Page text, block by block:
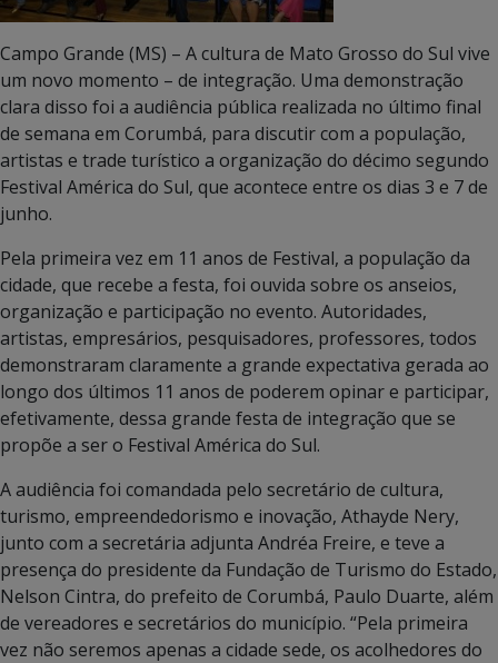
Campo Grande (MS) – A cultura de Mato Grosso do Sul vive
um novo momento – de integração. Uma demonstração
clara disso foi a audiência pública realizada no último final
de semana em Corumbá, para discutir com a população,
artistas e trade turístico a organização do décimo segundo
Festival América do Sul, que acontece entre os dias 3 e 7 de
junho.
Pela primeira vez em 11 anos de Festival, a população da
cidade, que recebe a festa, foi ouvida sobre os anseios,
organização e participação no evento. Autoridades,
artistas, empresários, pesquisadores, professores, todos
demonstraram claramente a grande expectativa gerada ao
longo dos últimos 11 anos de poderem opinar e participar,
efetivamente, dessa grande festa de integração que se
propõe a ser o Festival América do Sul.
A audiência foi comandada pelo secretário de cultura,
turismo, empreendedorismo e inovação, Athayde Nery,
junto com a secretária adjunta Andréa Freire, e teve a
presença do presidente da Fundação de Turismo do Estado,
Nelson Cintra, do prefeito de Corumbá, Paulo Duarte, além
de vereadores e secretários do município. “Pela primeira
vez não seremos apenas a cidade sede, os acolhedores do